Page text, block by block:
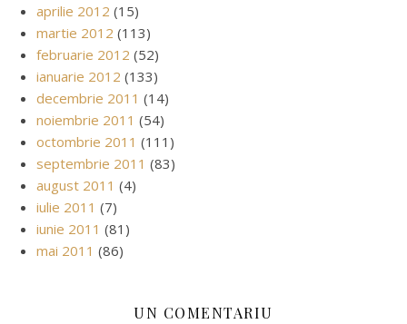
aprilie 2012 (15)
martie 2012 (113)
februarie 2012 (52)
ianuarie 2012 (133)
decembrie 2011 (14)
noiembrie 2011 (54)
octombrie 2011 (111)
septembrie 2011 (83)
august 2011 (4)
iulie 2011 (7)
iunie 2011 (81)
mai 2011 (86)
UN COMENTARIU